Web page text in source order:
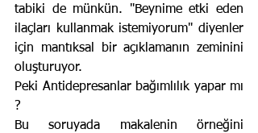
tabiki de münkün. "Beynime etki eden
ilaçları kullanmak istemiyorum" diyenler
için mantıksal bir açıklamanın zeminini
oluşturuyor.
Peki Antidepresanlar bağımlılık yapar mı
?
Bu soruyada makalenin örneğini